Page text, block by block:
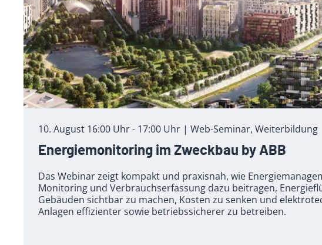
10. August 16:00 Uhr - 17:00 Uhr | Web-Seminar, Weiterbildung
Energiemonitoring im Zweckbau by ABB
Das Webinar zeigt kompakt und praxisnah, wie
Monitoring und Verbrauchserfassung dazu beitragen,
Gebäuden sichtbar zu machen, Kosten zu senken und
Anlagen effizienter sowie betriebssicherer zu betreiben.